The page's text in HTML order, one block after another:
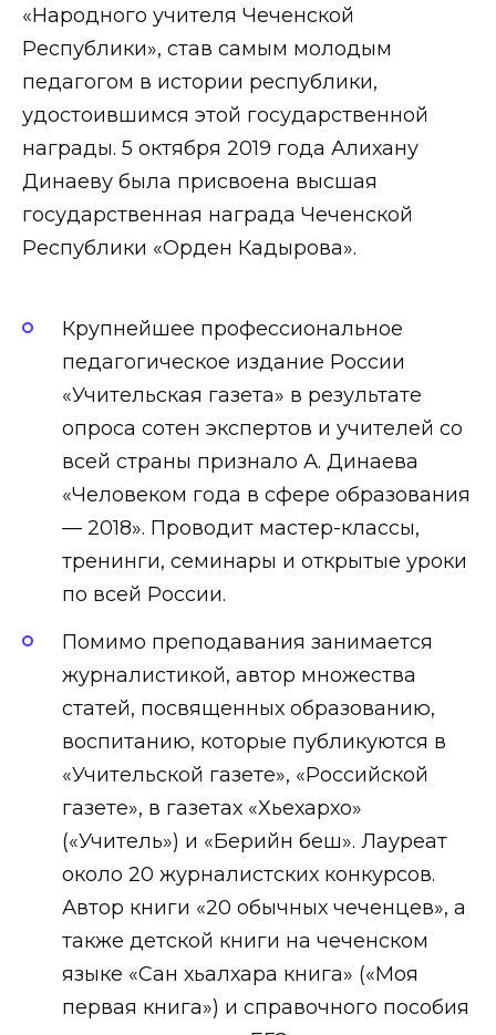
«Народного учителя Чеченской
Республики», став самым молодым
педагогом в истории республики,
удостоившимся этой государственной
награды. 5 октября 2019 года Алихану
Динаеву была присвоена высшая
государственная награда Чеченской
Республики «Орден Кадырова».
Крупнейшее профессиональное
педагогическое издание России
«Учительская газета» в результате
опроса сотен экспертов и учителей со
всей страны признало А. Динаева
«Человеком года в сфере образования
— 2018». Проводит мастер-классы,
тренинги, семинары и открытые уроки
по всей России.
Помимо преподавания занимается
журналистикой, автор множества
статей, посвященных образованию,
воспитанию, которые публикуются в
«Учительской газете», «Российской
газете», в газетах «Хьехархо»
(«Учитель») и «Берийн беш». Лауреат
около 20 журналистских конкурсов.
Автор книги «20 обычных чеченцев», а
также детской книги на чеченском
языке «Сан хьалхара книга» («Моя
первая книга») и справочного пособия